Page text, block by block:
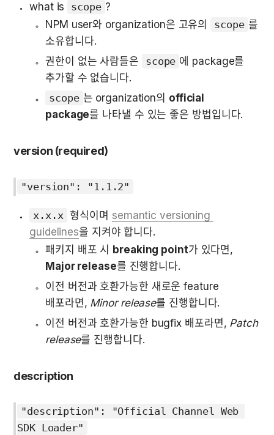
what is
scope ?
NPM user와 organization은 고유의
scope 를
소유합니다.
권한이 없는 사람들은
scope 에 package를
추가할 수 없습니다.
scope 는 organization의 official
package를 나타낼 수 있는 좋은 방법입니다.
version (required)
"version": "1.1.2"
x.x.x 형식이며 semantic versioning
guidelines을 지켜야 합니다.
패키지 배포 시 breaking point
Major release를 진행합니다.
이전 버전과 호환가능한 새로운 feature
배포라면, Minor release를 진행합니다.
이전 버전과 호환가능한 bugfix 배포라면, Patch
release를 진행합니다.
description
"description": "Official Channel Web
SDK Loader"